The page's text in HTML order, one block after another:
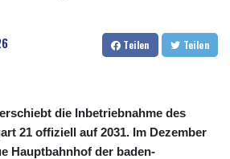
Teilen Teilen
die Inbetriebnahme des
21 offiziell auf 2031. Im Dezember
Hauptbahnhof der baden-